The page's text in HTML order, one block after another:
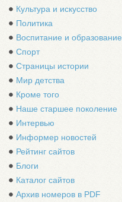
Культура и искусство
Политика
Воспитание и образование
Спорт
Страницы истории
Мир детства
Кроме того
Наше старшее поколение
Интервью
Информер новостей
Рейтинг сайтов
Блоги
Каталог сайтов
Архив номеров в PDF